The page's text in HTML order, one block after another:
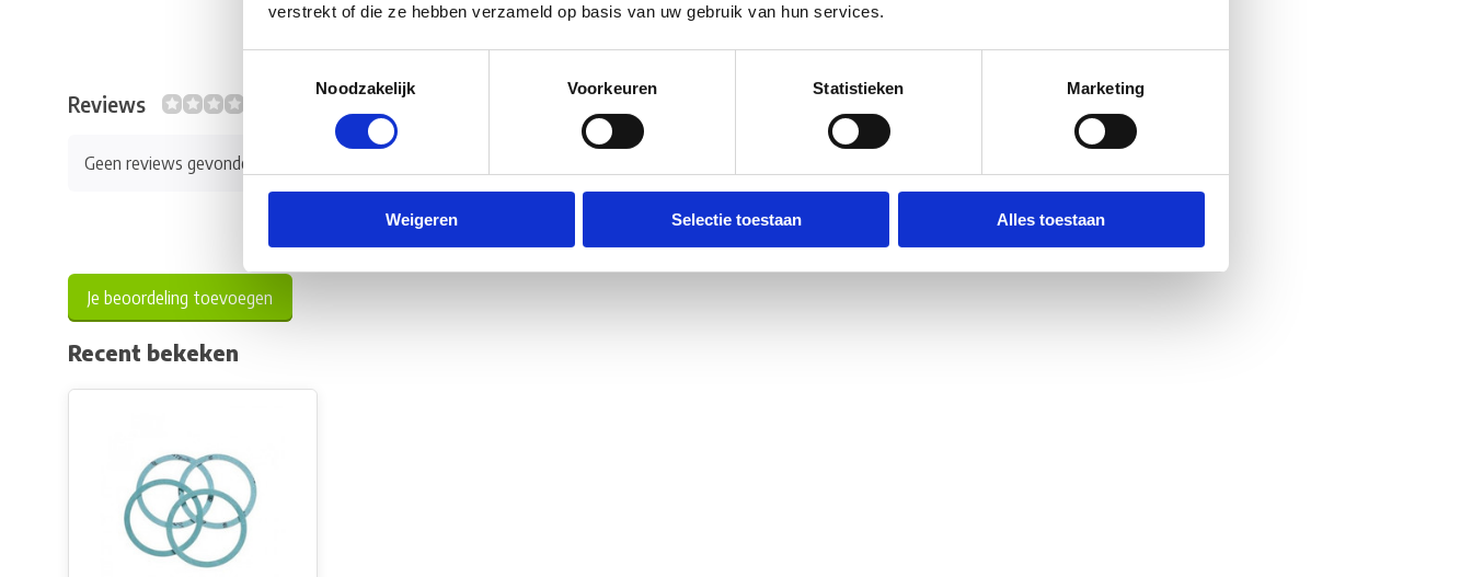
verstrekt of die ze hebben verzameld op basis van uw gebruik van hun services.
Noodzakelijk
Voorkeuren Statistieken Marketing
Weigeren Selectie toestaan Alles toestaan
Reviews
Geen reviews gevonden
Je beoordeling toevoegen
Recent bekeken